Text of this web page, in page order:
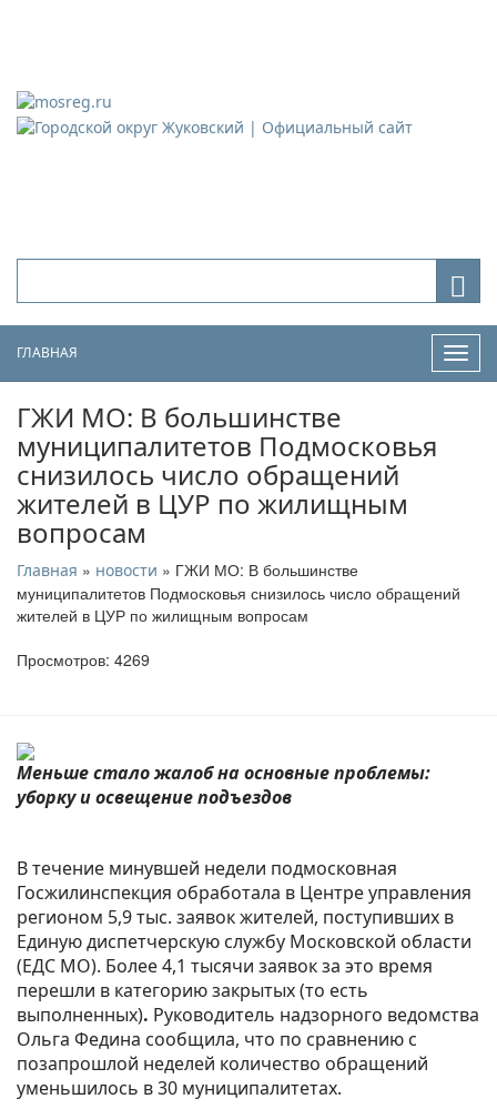
ГЛАВНАЯ
ГЖИ МО: В большинстве
муниципалитетов Подмосковья
снизилось число обращений
жителей в ЦУР по жилищным
вопросам
Главная » новости » ГЖИ МО: В большинстве
муниципалитетов Подмосковья снизилось число обращений
жителей в ЦУР по жилищным вопросам
Просмотров: 4269
Меньше стало жалоб на основные проблемы:
уборку и освещение подъездов
В течение минувшей недели подмосковная
Госжилинспекция обработала в Центре управления
регионом 5,9 тыс. заявок жителей, поступивших в
Единую диспетчерскую службу Московской области
(ЕДС МО). Более 4,1 тысячи заявок за это время
перешли в категорию закрытых (то есть
выполненных). Руководитель надзорного ведомства
Ольга Федина сообщила, что по сравнению с
позапрошлой неделей количество обращений
уменьшилось в 30 муниципалитетах.